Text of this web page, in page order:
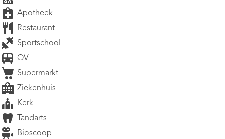
Apotheek
Restaurant
Sportschool
OV
Supermarkt
Ziekenhuis
Kerk
Tandarts
Bioscoop